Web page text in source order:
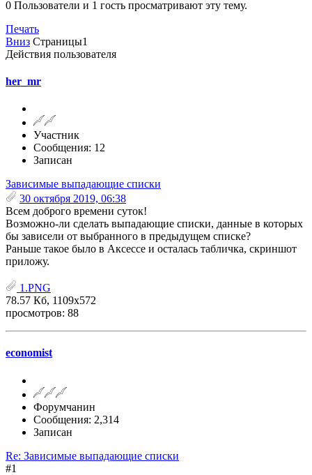
0 Пользователи и 1 гость просматривают эту тему.
Печать
Вниз Страницы1
Действия пользователя
her_mr
Участник
Сообщения: 12
Записан
Зависимые выпадающие списки
30 октября 2019, 06:38
Всем доброго времени суток!
Возможно-ли сделать выпадающие списки, данные в которых
бы зависели от выбранного в предыдущем списке?
Раньше такое было в Аксессе и осталась табличка, скриншот
приложу.
1.PNG
78.57 Кб, 1109x572
просмотров: 88
economist
Форумчанин
Сообщения: 2,314
Записан
Re: Зависимые выпадающие списки
#1